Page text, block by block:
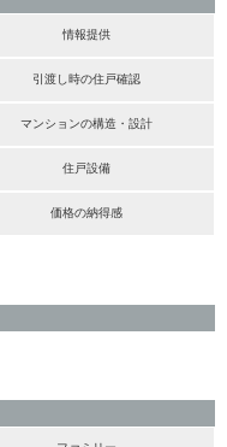
情報提供
引渡し時の住戸確認
マンションの構造・設計
住戸設備
価格の納得感